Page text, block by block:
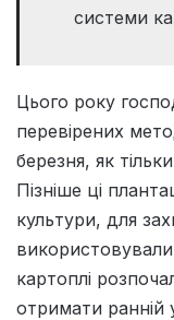
системи
Цього року
перевірених
березня, як
Пізніше ці
культури, для
картоплі
отримати ранній